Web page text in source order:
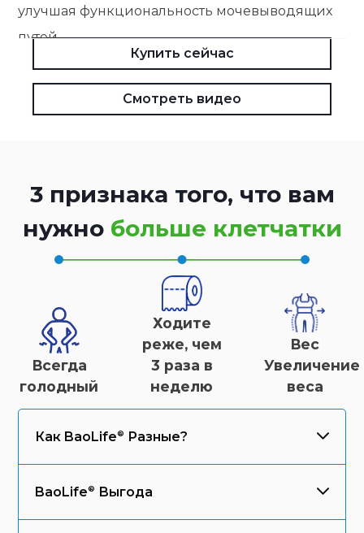
улучшая функциональность мочевыводящих
путей.
Польза плодов ацеролы:
повышения естественных защитных сил
организма, способствует восстановлению сил
Купить сейчас
Смотреть видео
3 признака того, что вам
нужно больше клетчатки
Всегда
голодный
Ходите
реже, чем
3 раза в
неделю
Вес
Увеличение
веса
Как BaoLife Разные?
BaoLife Выгода